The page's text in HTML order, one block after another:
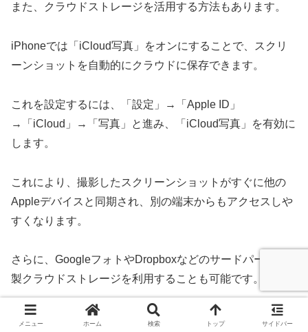
また、クラウドストレージを活用する方法もあります。
iPhoneでは「iCloud写真」をオンにすることで、スクリ
ーンショットを自動的にクラウドに保存できます。
これを設定するには、「設定」→「Apple ID」
→「iCloud」→「写真」と進み、「iCloud写真」を有効に
します。
これにより、撮影したスクリーンショットがすぐに他の
Appleデバイスと同期され、別の端末からもアクセスしや
すくなります。
さらに、GoogleフォトやDropboxなどのサードパーティ
製クラウドストレージを利用することも可能です。
これらのアプリをインストールし、バックアップ設定を行
メニュー ホーム 検索 トップ サイドバー